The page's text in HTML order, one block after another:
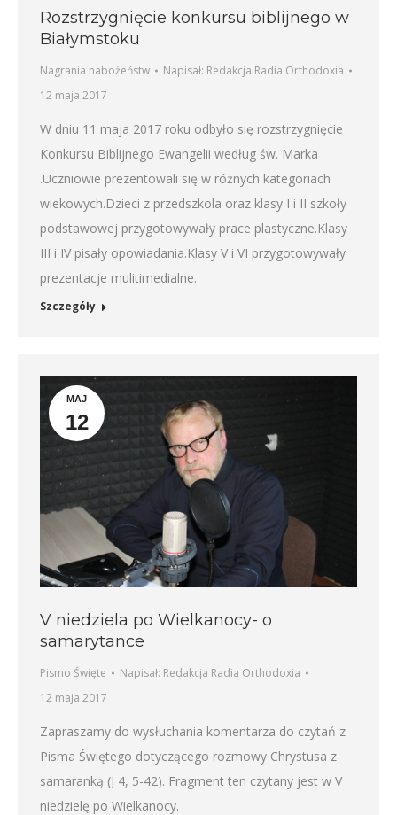
Rozstrzygnięcie konkursu biblijnego w
Białymstoku
Nagrania nabożeństw Napisał: Redakcja Radia Orthodoxia
12 maja 2017
W dniu 11 maja 2017 roku odbyło się rozstrzygnięcie
Konkursu Biblijnego Ewangelii według św. Marka
.Uczniowie prezentowali się w różnych kategoriach
wiekowych.Dzieci z przedszkola oraz klasy I i II szkoły
podstawowej przygotowywały prace plastyczne.Klasy
III i IV pisały opowiadania.Klasy V i VI przygotowywały
prezentacje mulitimedialne.
Szczegóły
MAJ
12
V niedziela po Wielkanocy- o
samarytance
Pismo Święte Napisał: Redakcja Radia Orthodoxia
12 maja 2017
Zapraszamy do wysłuchania komentarza do czytań z
Pisma Świętego dotyczącego rozmowy Chrystusa z
samaranką (J 4, 5-42). Fragment ten czytany jest w V
niedzielę po Wielkanocy.